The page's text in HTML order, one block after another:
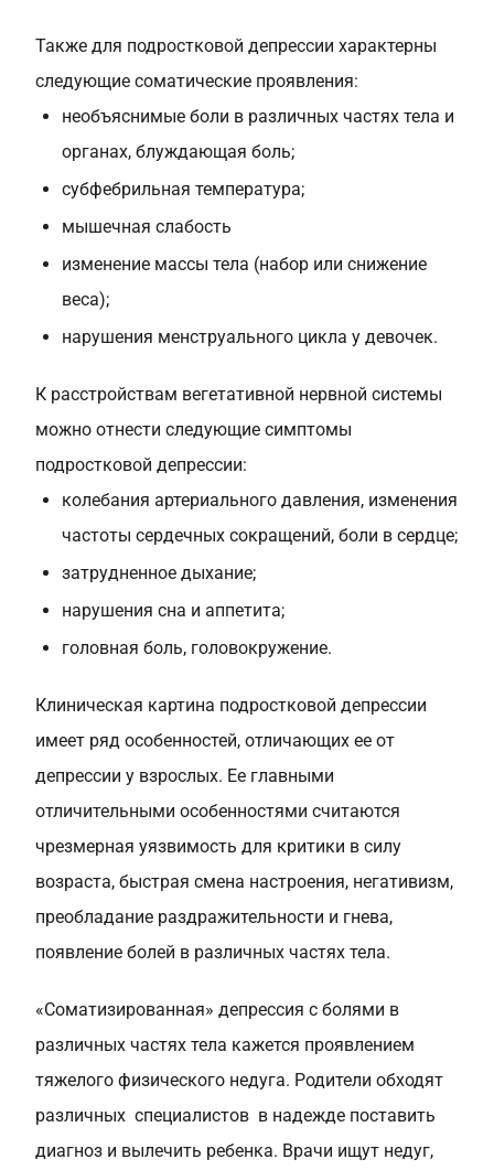
Также для подростковой депрессии характерны
следующие соматические проявления:
необъяснимые боли в различных частях тела и
органах, блуждающая боль;
субфебрильная температура;
мышечная слабость
изменение массы тела (набор или снижение
веса);
нарушения менструального цикла у девочек.
К расстройствам вегетативной нервной системы
можно отнести следующие симптомы
подростковой депрессии:
колебания артериального давления, изменения
частоты сердечных сокращений, боли в сердце;
затрудненное дыхание;
нарушения сна и аппетита;
головная боль, головокружение.
Клиническая картина подростковой депрессии
имеет ряд особенностей, отличающих ее от
депрессии у взрослых. Ее главными
отличительными особенностями считаются
чрезмерная уязвимость для критики в силу
возраста, быстрая смена настроения, негативизм,
преобладание раздражительности и гнева,
появление болей в различных частях тела.
«Соматизированная» депрессия с болями в
различных частях тела кажется проявлением
тяжелого физического недуга. Родители обходят
различных специалистов в надежде поставить
диагноз и вылечить ребенка. Врачи ищут недуг,